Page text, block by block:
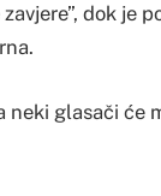
dok je
glasači će